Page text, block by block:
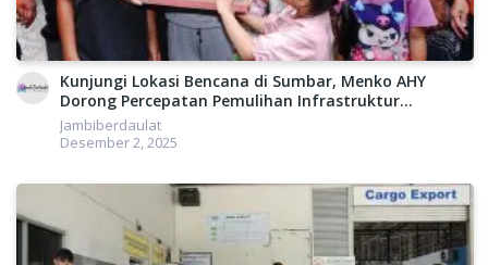
Kunjungi Lokasi Bencana di Sumbar, Menko AHY
Dorong Percepatan Pemulihan Infrastruktur
Konektivitas
Jambiberdaulat
Desember 2, 2025